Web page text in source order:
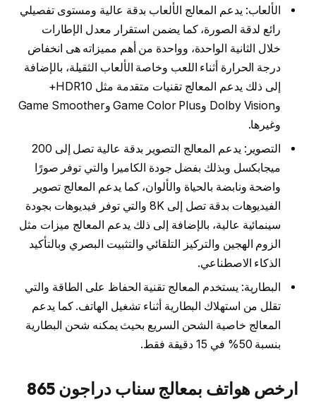
الألعاب: يدعم المعالج الألعاب بدقة عالية ومستوى تفصيلي
رائع لدقة الصورة، كما يضمن استقرار معدل الإطارات
خلال الثانية الواحدة، وواحدة من أهم مميزاته هى انخفاض
درجة الحرارة أثناء اللعب وخاصة الألعاب الثقيلة، بالإضافة
إلى ذلك يدعم المعالج تقنيات متقدمة مثل HDR10+
وDolby Vision وGame Color Plus وGame Smoother
وغيرها.
التصوير: يدعم المعالج التصوير بدقة عالية تصل إلى 200
ميجابكسل وبذلك بفضل جودة الكاميرا والتي توفر صورًا
واضحة ونابضة بالحياة والألوان، كما يدعم المعالج تصوير
الفيديوهات بدقة تصل إلى 8K والتي توفر فيديوهات بجودة
سينمائية عالية، بالإضافة إلى ذلك يدعم المعالج ميزات مثل
الزوم الهجين والتركيز التلقائي والتثبيت البصري وبالتأكيد
الذكاء الاصطناعي.
البطارية: يستخدم المعالج تقنية الحفاظ على الطاقة والتي
تقلل من استهلاك البطارية أثناء تشغيل الهاتف. كما يدعم
المعالج خاصية الشحن السريع بحيث يمكنه شحن البطارية
بنسبة 50% في 15 دقيقة فقط.
ارخص هواتف بمعالج سناب دراجون 865